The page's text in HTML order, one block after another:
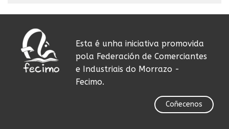
Esta é unha iniciativa promovida
pola Federación de Comerciantes
e Industriais do Morrazo -
Fecimo.
Coñecenos